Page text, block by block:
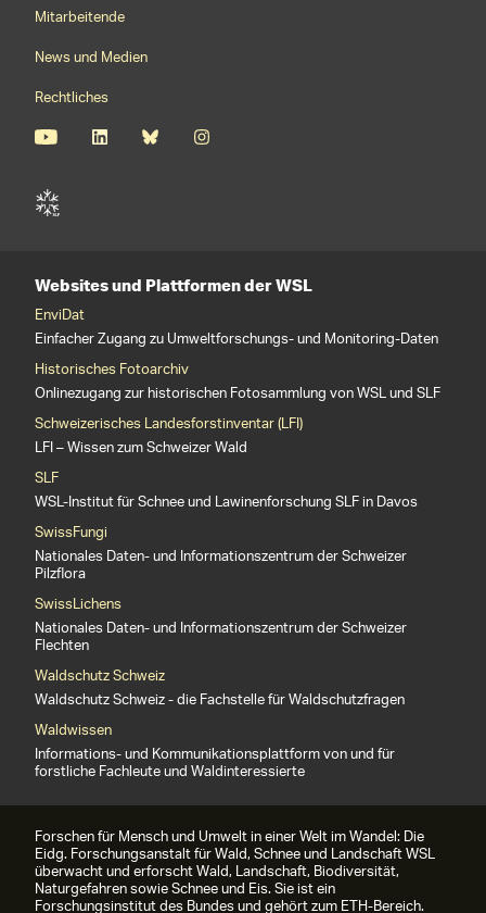
Mitarbeitende
News und Medien
Rechtliches
Websites und Plattformen der WSL
EnviDat
Einfacher Zugang zu Umweltforschungs- und Monitoring-Daten
Historisches Fotoarchiv
Onlinezugang zur historischen Fotosammlung von WSL und SLF
Schweizerisches Landesforstinventar (LFI)
LFI – Wissen zum Schweizer Wald
SLF
WSL-Institut für Schnee und Lawinenforschung SLF in Davos
SwissFungi
Nationales Daten- und Informationszentrum der Schweizer
Pilzflora
SwissLichens
Nationales Daten- und Informationszentrum der Schweizer
Flechten
Waldschutz Schweiz
Waldschutz Schweiz - die Fachstelle für Waldschutzfragen
Waldwissen
Informations- und Kommunikationsplattform von und für
forstliche Fachleute und Waldinteressierte
Forschen für Mensch und Umwelt in einer Welt im Wandel: Die
Eidg. Forschungsanstalt für Wald, Schnee und Landschaft WSL
überwacht und erforscht Wald, Landschaft, Biodiversität,
Naturgefahren sowie Schnee und Eis. Sie ist ein